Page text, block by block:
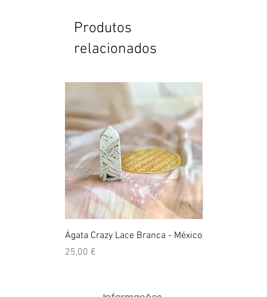
Produtos
relacionados
Ágata Crazy Lace Branca - México
Preço
25,00 €
Anel Golden